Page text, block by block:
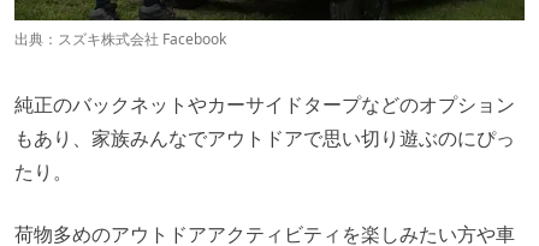
出典： スズキ株式会社 Facebook
純正のバックネットやカーサイドタープなどのオプション
もあり、家族みんなでアウトドアで思い切り遊ぶのにぴっ
たり。
荷物多めのアウトドアアクティビティを楽しみたい方や車